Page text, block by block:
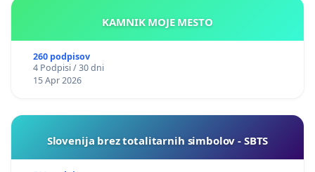
KAMNIK MOJE MESTO
260 podpisov
4 Podpisi / 30 dni
15 Apr 2026
Slovenija brez totalitarnih simbolov - SBTS